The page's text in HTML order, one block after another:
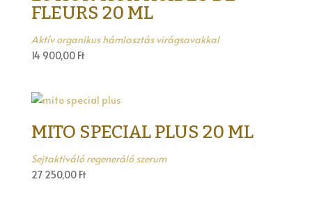
FLEURS 20 ML
Aktív organikus hámlasztás virágsavakkal
14 900,00 Ft
MITO SPECIAL PLUS 20 ML
Sejtaktiváló regeneráló szerum
27 250,00 Ft